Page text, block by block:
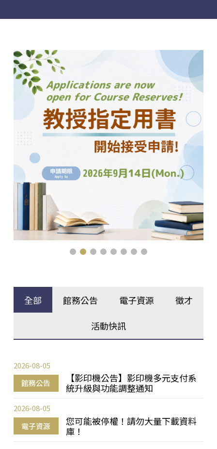
全部 館務公告 電子資源 徵才
活動快訊
館務公告
【影印機公告】影印機多元支付系
統升級與功能調整通知
2026-08-05
電子資源
您可能被停權！請勿大量下載資料
庫！
2026-08-05